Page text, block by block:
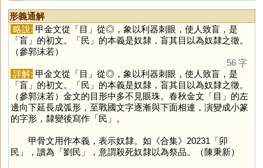
形義通解
略說: 甲金文從「目 」從◎，象以利器刺眼，使人致盲，是
「盲」的初文。「民 」的本義是奴隸，盲其目以為奴隸之徵。
（參郭沫若）
56 字
詳解: 甲金文從「目 」從◎，象以利器刺眼，使人致盲，是
「盲」的初文。「民 」的本義是奴隸，盲其目以為奴隸之徵。
（參郭沫若）金文的目形中多不見眼珠。春秋金文「目 」的左
邊向下延長成弧形，至戰國文字逐漸與下面相連，演變成小篆
的字形，隸變後寫作「民 」。
甲骨文用作本義，表示奴隸。如《合集》20231「卯
民」，讀為「劉民」，意謂殺死奴隸以為祭品。（陳秉新）